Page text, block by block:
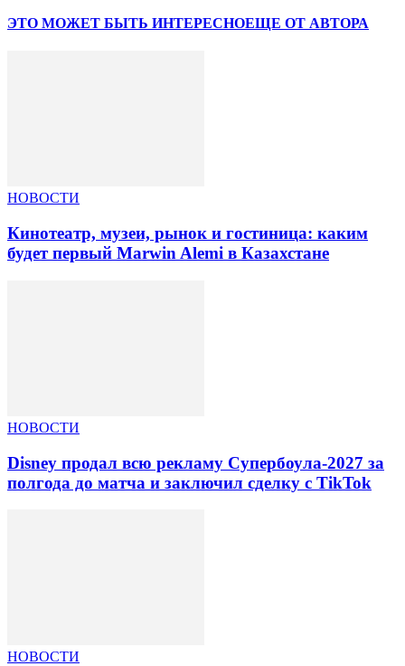
ЭТО МОЖЕТ БЫТЬ ИНТЕРЕСНОЕЩЕ ОТ АВТОРА
НОВОСТИ
Кинотеатр, музеи, рынок и гостиница: каким
будет первый Marwin Alemi в Казахстане
НОВОСТИ
Disney продал всю рекламу Супербоула-2027 за
полгода до матча и заключил сделку с TikTok
НОВОСТИ